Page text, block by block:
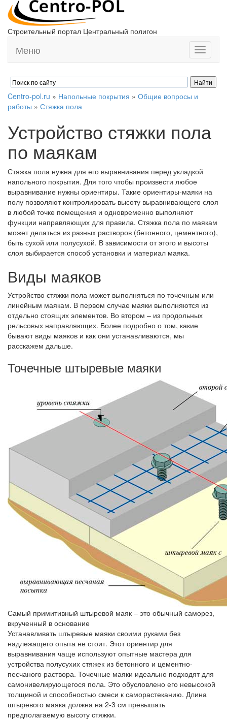
Строительный портал Центральный полигон
Toggle
Меню
Centro-pol.ru » Напольные покрытия » Общие вопросы и
работы » Стяжка пола
Устройство стяжки пола
по маякам
Стяжка пола нужна для его выравнивания перед укладкой
напольного покрытия. Для того чтобы произвести любое
выравнивание нужны ориентиры. Такие ориентиры-маяки на
полу позволяют контролировать высоту выравнивающего слоя
в любой точке помещения и одновременно выполняют
функции направляющих для правила. Стяжка пола по маякам
может делаться из разных растворов (бетонного, цементного),
быть сухой или полусухой. В зависимости от этого и высоты
слоя выбирается способ установки и материал маяка.
Виды маяков
Устройство стяжки пола может выполняться по точечным или
линейным маякам. В первом случае маяки выполняются из
отдельно стоящих элементов. Во втором – из продольных
рельсовых направляющих. Более подробно о том, какие
бывают виды маяков и как они устанавливаются, мы
расскажем дальше.
Точечные штыревые маяки
Самый примитивный штыревой маяк – это обычный саморез,
вкрученный в основание
Устанавливать штыревые маяки своими руками без
надлежащего опыта не стоит. Этот ориентир для
выравнивания чаще используют опытные мастера для
устройства полусухих стяжек из бетонного и цементно-
песчаного раствора. Точечные маяки идеально подходят для
самонивелирующегося пола. Это обусловлено его невысокой
толщиной и способностью смеси к саморастеканию. Длина
штыревого маяка должна на 2-3 см превышать
предполагаемую высоту стяжки.